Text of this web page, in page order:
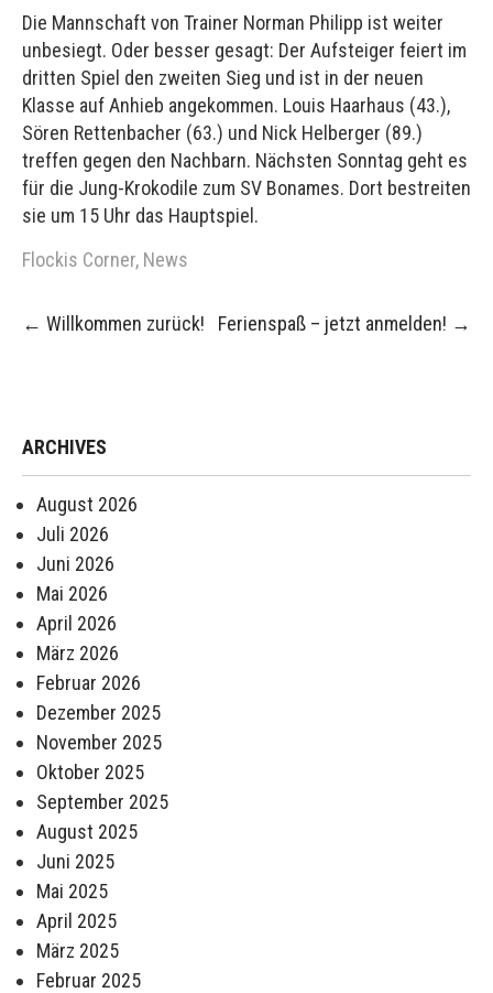
Die Mannschaft von Trainer Norman Philipp ist weiter
unbesiegt. Oder besser gesagt: Der Aufsteiger feiert im
dritten Spiel den zweiten Sieg und ist in der neuen
Klasse auf Anhieb angekommen. Louis Haarhaus (43.),
Sören Rettenbacher (63.) und Nick Helberger (89.)
treffen gegen den Nachbarn. Nächsten Sonntag geht es
für die Jung-Krokodile zum SV Bonames. Dort bestreiten
sie um 15 Uhr das Hauptspiel.
Flockis Corner, News
Post
← Willkommen zurück! Ferienspaß – jetzt anmelden! →
ARCHIVES
August 2026
Juli 2026
Juni 2026
Mai 2026
April 2026
März 2026
Februar 2026
Dezember 2025
November 2025
Oktober 2025
September 2025
August 2025
Juni 2025
Mai 2025
April 2025
März 2025
Februar 2025